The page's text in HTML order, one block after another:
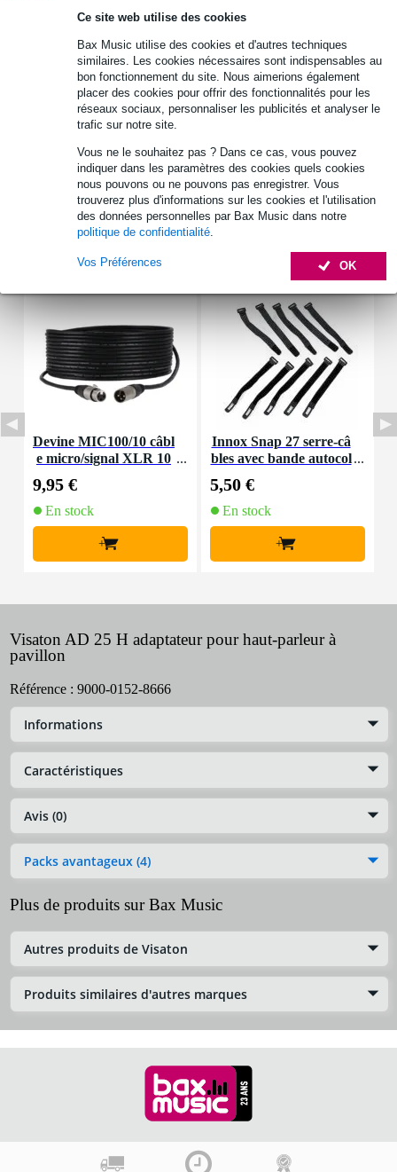
Ce site web utilise des cookies
Bax Music utilise des cookies et d'autres techniques
similaires. Les cookies nécessaires sont indispensables au
bon fonctionnement du site. Nous aimerions également
placer des cookies pour offrir des fonctionnalités pour les
réseaux sociaux, personnaliser les publicités et analyser le
trafic sur notre site.
Vous ne le souhaitez pas ? Dans ce cas, vous pouvez
indiquer dans les paramètres des cookies quels cookies
nous pouvons ou ne pouvons pas enregistrer. Vous
trouverez plus d'informations sur les cookies et l'utilisation
des données personnelles par Bax Music dans notre
politique de confidentialité
OK
Vos Préférences
Informations
Détails techniques : Adaptateur pour les systèmes de klaxon du
conducteur. Particulièrement adapté pour le conducteur DR 45 N 8
OHM avec les systèmes d'avertisseurs TL 300 MH ou M 300.
poids_kg : 0,285 kg
Afficher toutes les caractéristiques du produit
Devine MIC100/10 câbl
e micro/signal XLR 10
9,95 €
En stock
+
Innox Snap 27 serre-câ
bles avec bande autocol
5,50 €
En stock
+
Visaton AD 25 H adaptateur pour haut-parleur à
pavillon
Référence : 9000-0152-8666
Informations
Caractéristiques
Avis (0)
Packs avantageux (4)
Plus de produits sur Bax Music
Autres produits de Visaton
Produits similaires d'autres marques